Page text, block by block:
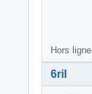
Hors ligne
6ril